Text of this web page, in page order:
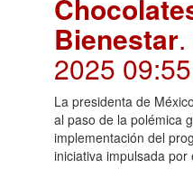
Bienestar
2025 09:55
La presidenta de
al paso de la polémica
implementación del
iniciativa impulsada